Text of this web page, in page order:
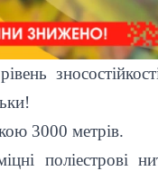
3000 метрів.
поліестрові